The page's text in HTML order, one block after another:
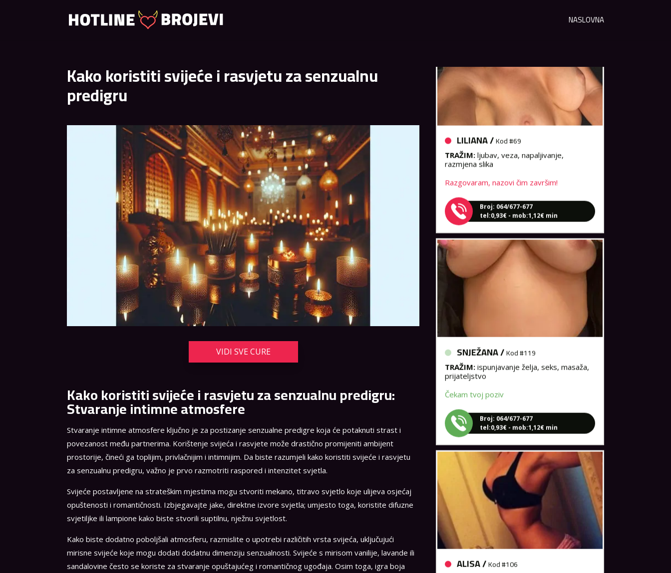
NASLOVNA
Kako koristiti svijeće i rasvjetu za senzualnu
predigru
VIDI SVE CURE
Kako koristiti svijeće i rasvjetu za senzualnu predigru:
Stvaranje intimne atmosfere
Stvaranje intimne atmosfere ključno je za postizanje senzualne predigre koja će potaknuti strast i
povezanost među partnerima. Korištenje svijeća i rasvjete može drastično promijeniti ambijent
prostorije, čineći ga toplijim, privlačnijim i intimnijim. Da biste razumjeli kako koristiti svijeće i rasvjetu
za senzualnu predigru, važno je prvo razmotriti raspored i intenzitet svjetla.
Svijeće postavljene na strateškim mjestima mogu stvoriti mekano, titravo svjetlo koje ulijeva osjećaj
opuštenosti i romantičnosti. Izbjegavajte jake, direktne izvore svjetla; umjesto toga, koristite difuzne
svjetiljke ili lampione kako biste stvorili suptilnu, nježnu svjetlost.
Kako biste dodatno poboljšali atmosferu, razmislite o upotrebi različitih vrsta svijeća, uključujući
mirisne svijeće koje mogu dodati dodatnu dimenziju senzualnosti. Svijeće s mirisom vanilije, lavande ili
sandalovine često se koriste za stvaranje opuštajućeg i romantičnog ugođaja. Osim toga, igra boja
LILIANA /Kod #69
TRAŽIM:ljubav, veza, napaljivanje,
razmjena slika
Razgovaram, nazovi čim završim!
tel:0,93€ - mob:1,12€ min
SNJEŽANA /Kod #119
TRAŽIM:ispunjavanje želja, seks, masaža,
prijateljstvo
Čekam tvoj poziv
tel:0,93€ - mob:1,12€ min
ALISA /Kod #106
TRAŽIM:razgovori, upoznavanje